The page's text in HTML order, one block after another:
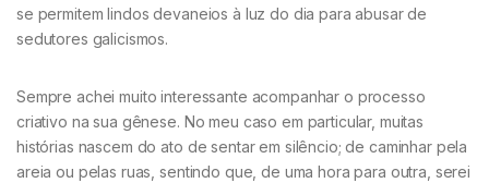
se permitem lindos devaneios à luz do dia para abusar de
sedutores galicismos.
Sempre achei muito interessante acompanhar o processo
criativo na sua gênese. No meu caso em particular, muitas
histórias nascem do ato de sentar em silêncio; de caminhar pela
areia ou pelas ruas, sentindo que, de uma hora para outra, serei